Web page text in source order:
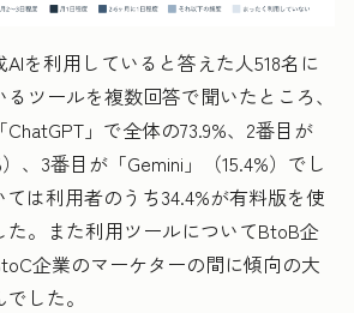
を利用していると答えた人518名に
ツールを複数回答で聞いたところ、
」で全体の73.9%、2番目が
、3番目が「Gemini」（15.4%）でし
は利用者のうち34.4%が有料版を使
た。また利用ツールについてBtoB企
企業のマーケターの間に傾向の大
した。